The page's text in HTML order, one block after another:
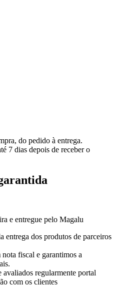
do pedido à entrega.
7 dias depois de receber o
e entregue pelo Magalu
entrega dos produtos de parceiros
fiscal e garantimos a
avaliados regularmente portal
com os clientes